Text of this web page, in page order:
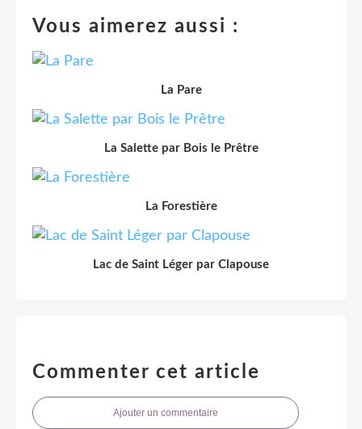
Vous aimerez aussi :
La Pare
La Salette par Bois le Prêtre
La Forestière
Lac de Saint Léger par Clapouse
Commenter cet article
Ajouter un commentaire